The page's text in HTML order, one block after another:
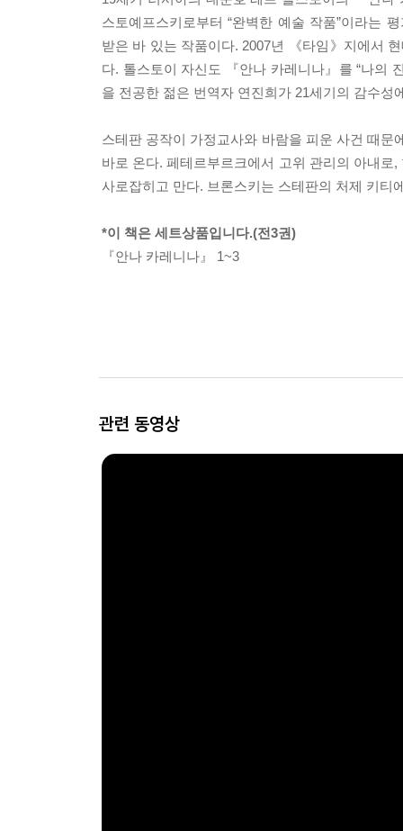
스토예프스키로부터 “완벽한 예술 작품”이라는
받은 바 있는 작품이다. 2007년 《타임》지에서
다. 톨스토이 자신도 『안나 카레니나』를 “나의
을 전공한 젊은 번역자 연진희가 21세기의 감수성
스테판 공작이 가정교사와 바람을 피운 사건 때
바로 온다. 페테르부르크에서 고위 관리의 아내
사로잡히고 만다. 브론스키는 스테판의 처제 키티
*이 책은 세트상품입니다.(전3권)
『안나 카레니나』 1~3
관련 동영상